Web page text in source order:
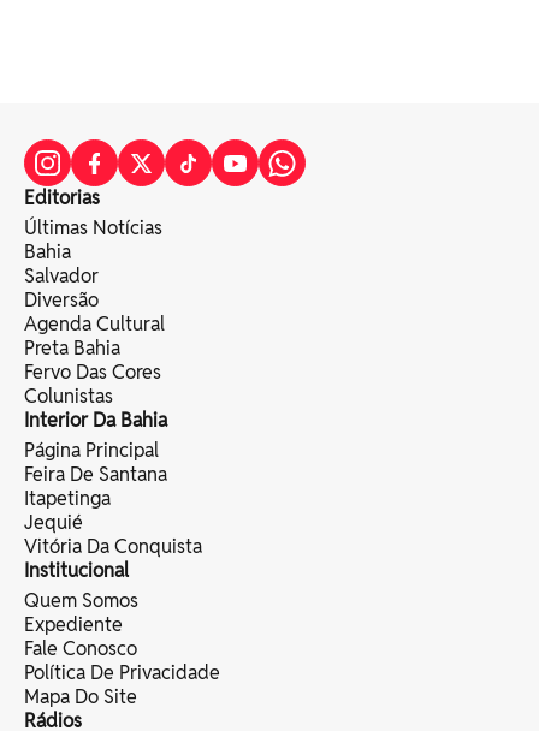
Editorias
Últimas Notícias
Bahia
Salvador
Diversão
Agenda Cultural
Preta Bahia
Fervo Das Cores
Colunistas
Interior Da Bahia
Página Principal
Feira De Santana
Itapetinga
Jequié
Vitória Da Conquista
Institucional
Quem Somos
Expediente
Fale Conosco
Política De Privacidade
Mapa Do Site
Rádios